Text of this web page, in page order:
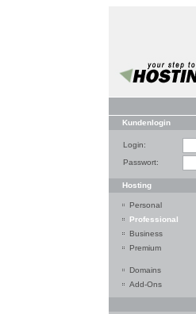
Kundenlogin
Login:
Passwort:
Hosting
Personal
Professional
Business
Premium
Domains
Add-Ons